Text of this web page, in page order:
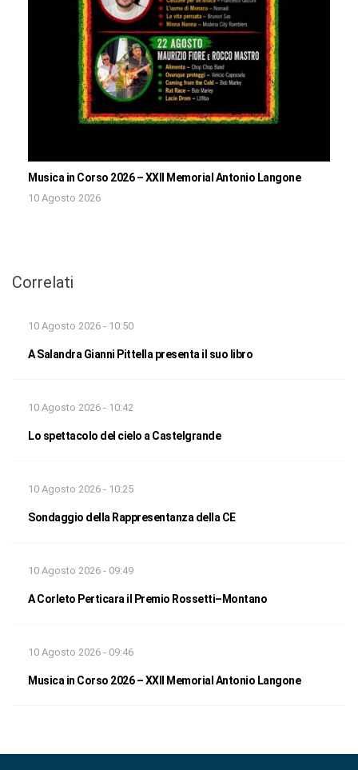
Musica in Corso 2026 – XXII Memorial Antonio Langone
10 Agosto 2026
Correlati
10 Agosto 2026 - 10:50
A Salandra Gianni Pittella presenta il suo libro
10 Agosto 2026 - 10:42
Lo spettacolo del cielo a Castelgrande
10 Agosto 2026 - 10:25
Sondaggio della Rappresentanza della CE
10 Agosto 2026 - 09:49
A Corleto Perticara il Premio Rossetti–Montano
10 Agosto 2026 - 09:46
Musica in Corso 2026 – XXII Memorial Antonio Langone